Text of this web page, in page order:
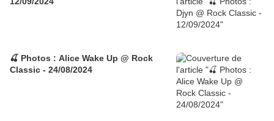
🍒 Photos : Alice Wake Up @ Rock
Classic - 24/08/2024